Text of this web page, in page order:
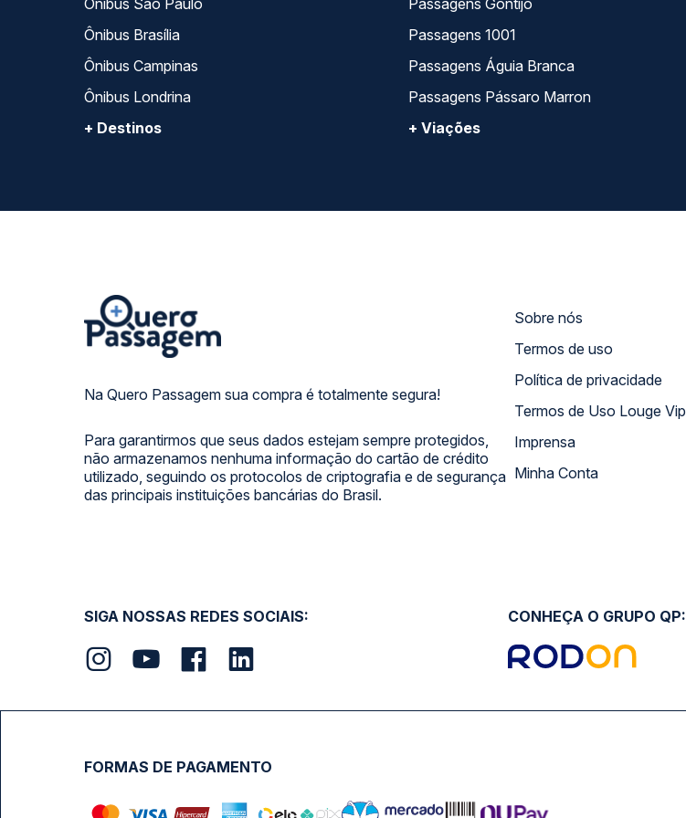
Ônibus São Paulo
Ônibus Brasília
Ônibus Campinas
Ônibus Londrina
+ Destinos
Passagens Gontijo
Passagens 1001
Passagens Águia Branca
Passagens Pássaro Marron
+ Viações
Na Quero Passagem sua compra é totalmente segura!
Para garantirmos que seus dados estejam sempre protegidos,
não armazenamos nenhuma informação do cartão de crédito
utilizado, seguindo os protocolos de criptografia e de segurança
das principais instituições bancárias do Brasil.
Sobre nós
Termos de uso
Política de privacidade
Termos de Uso Louge Vip
Imprensa
Minha Conta
SIGA NOSSAS REDES SOCIAIS: CONHEÇA O GRUPO QP:
FORMAS DE PAGAMENTO